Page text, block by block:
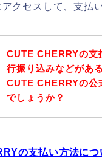
クセスして、支払
CUTE CHERRYの支
行振り込みなどがあ
CUTE CHERRYの公
でしょうか？
の支払い方法に